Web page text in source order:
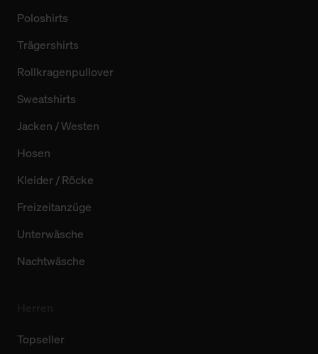
Poloshirts
Trägershirts
Rollkragenpullover
Sweatshirts
Jacken / Westen
Hosen
Kleider / Röcke
Freizeitanzüge
Unterwäsche
Nachtwäsche
Topseller